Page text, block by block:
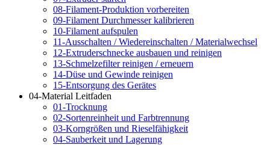
08-Filament-Produktion vorbereiten
09-Filament Durchmesser kalibrieren
10-Filament aufspulen
11-Ausschalten / Wiedereinschalten / Materialwechsel
12-Extruderschnecke ausbauen und reinigen
13-Schmelzefilter reinigen / erneuern
14-Düse und Gewinde reinigen
15-Entsorgung des Gerätes
04-Material Leitfaden
01-Trocknung
02-Sortenreinheit und Farbtrennung
03-Korngrößen und Rieselfähigkeit
04-Sauberkeit und Lagerung